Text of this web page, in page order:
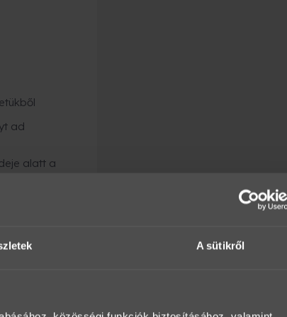
A sütikről
ad
alatt a